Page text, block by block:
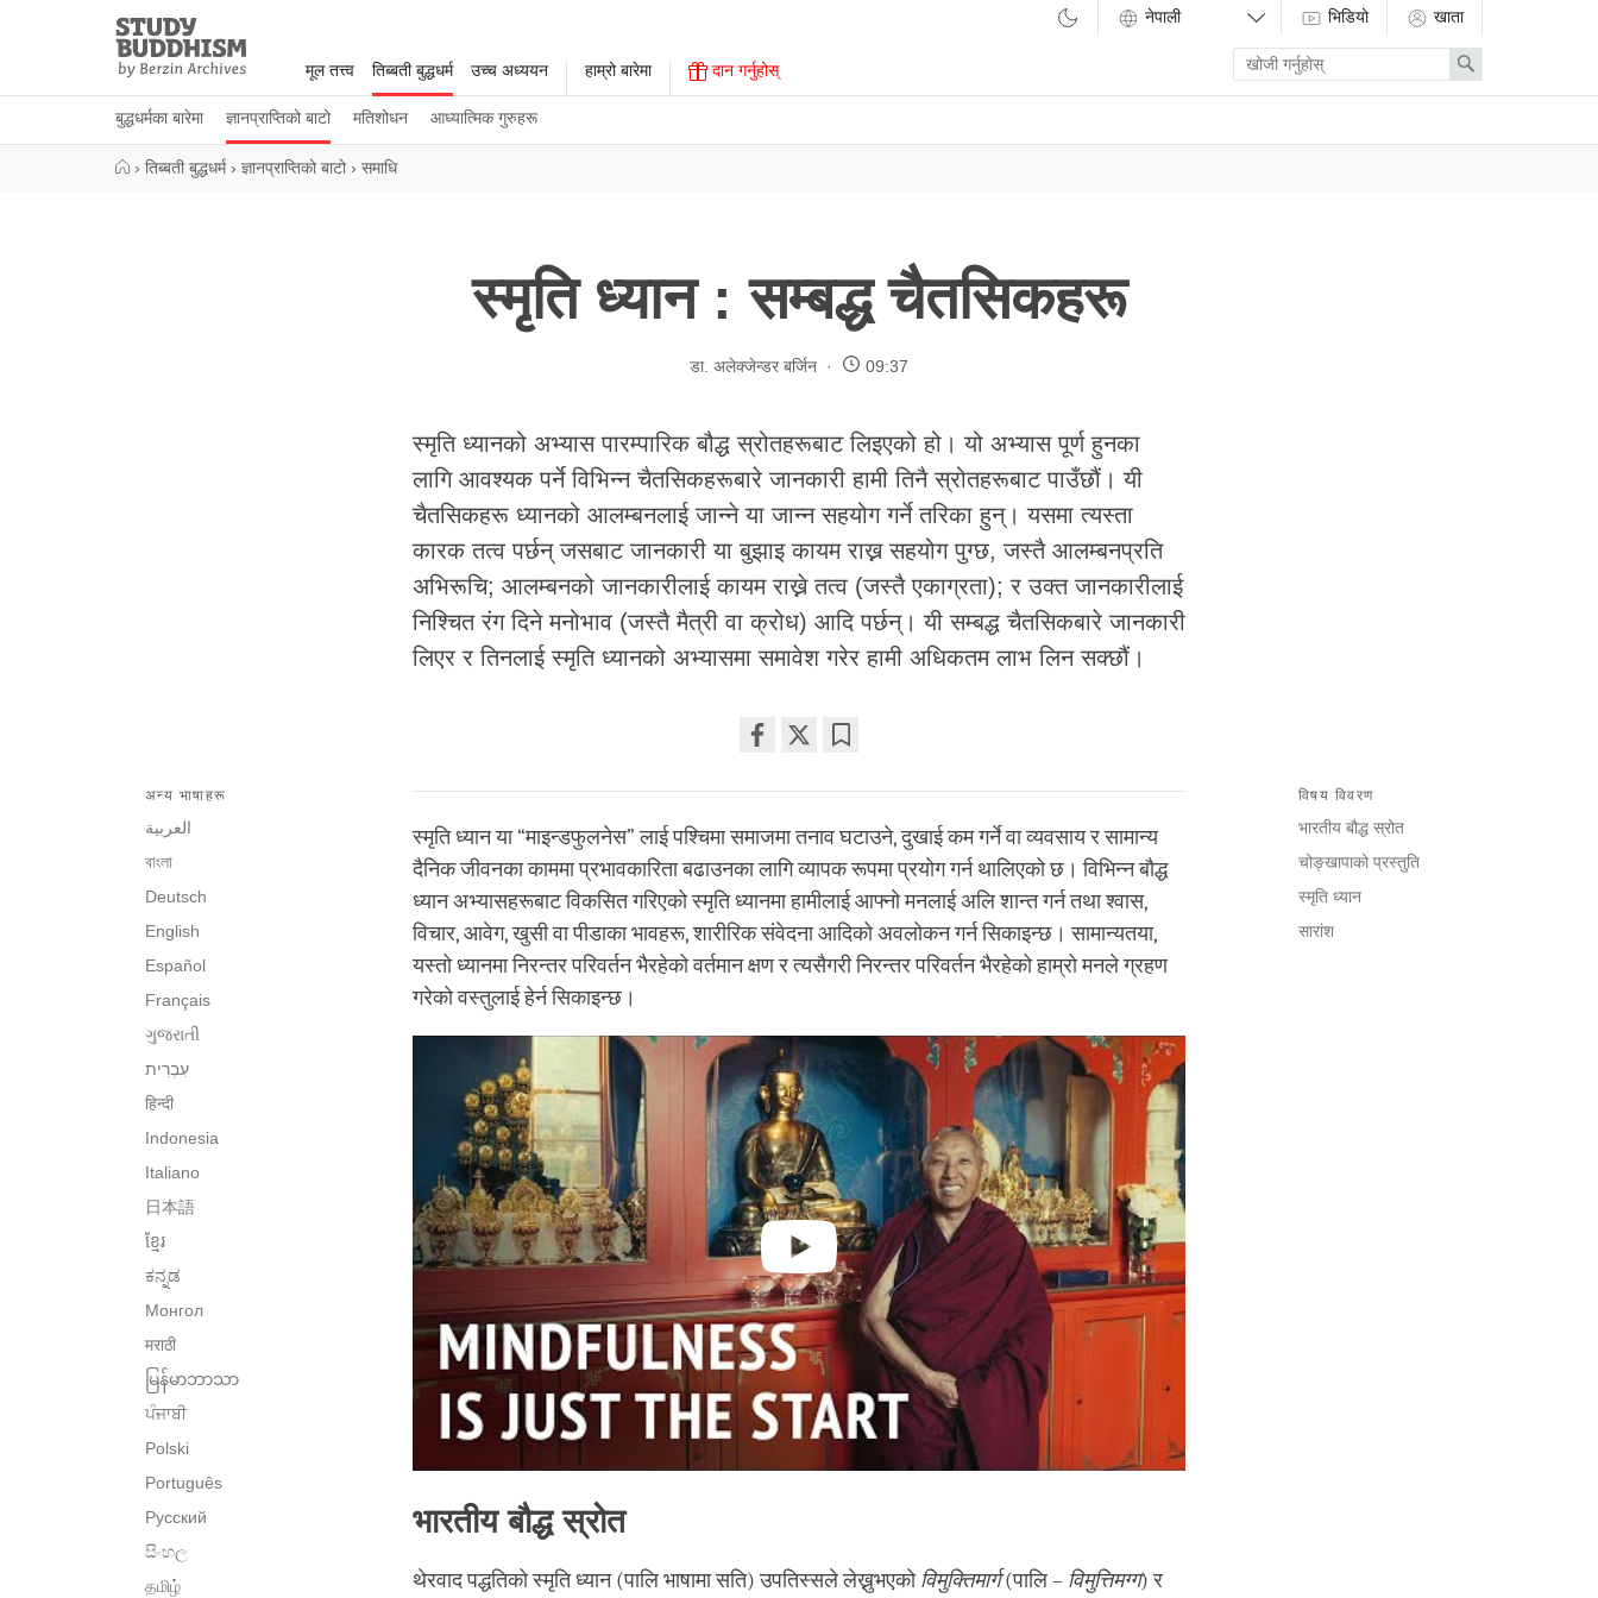
Study
Buddhism
Home
मूल तत्त्व तिब्बती बुद्धधर्म
बुद्धधर्मका बारेमा ज्ञानप्राप्तिको बाटो मतिशोधन आध्यात्मिक गुरुहरू
उच्च अध्ययन हाम्रो बारेमा दान गर्नुहोस्
भिडियो खाता
Enter
search
term
Search
› तिब्बती बुद्धधर्म › ज्ञानप्राप्तिको बाटो › समाधि
स्मृति ध्यान : सम्बद्ध चैतसिकहरू
डा. अलेक्जेन्डर बर्जिन 09:37
स्मृति ध्यानको अभ्यास पारम्पारिक बौद्ध स्रोतहरूबाट लिइएको हो। यो अभ्यास पूर्ण हुनका
लागि आवश्यक पर्ने विभिन्न चैतसिकहरूबारे जानकारी हामी तिनै स्रोतहरूबाट पाउँछौं। यी
चैतसिकहरू ध्यानको आलम्बनलाई जान्ने या जान्न सहयोग गर्ने तरिका हुन्। यसमा त्यस्ता
कारक तत्व पर्छन् जसबाट जानकारी या बुझाइ कायम राख्न सहयोग पुग्छ, जस्तै आलम्बनप्रति
अभिरूचि; आलम्बनको जानकारीलाई कायम राख्ने तत्व (जस्तै एकाग्रता); र उक्त जानकारीलाई
निश्चित रंग दिने मनोभाव (जस्तै मैत्री वा क्रोध) आदि पर्छन्। यी सम्बद्ध चैतसिकबारे जानकारी
लिएर र तिनलाई स्मृति ध्यानको अभ्यासमा समावेश गरेर हामी अधिकतम लाभ लिन सक्छौं।
on
facebook
विषय विवरण
भारतीय बौद्ध स्रोत
चोङ्खापाको प्रस्तुति
स्मृति ध्यान
सारांश
अन्य भाषाहरू
العربية
বাংলা
Deutsch
English
Español
Français
ગુજરાતી
हिन्दी
Indonesia
Italiano
日本語
ខ្មែរ
ಕನ್ನಡ
Монгол
मराठी
မြန်မာဘာသာ
ਪੰਜਾਬੀ
Polski
Português
Русский
සිංහල
தமிழ்
स्मृति ध्यान या “माइन्डफुलनेस” लाई पश्चिमा समाजमा तनाव घटाउने, दुखाई कम गर्ने वा व्यवसाय र सामान्य
दैनिक जीवनका काममा प्रभावकारिता बढाउनका लागि व्यापक रूपमा प्रयोग गर्न थालिएको छ। विभिन्न बौद्ध
ध्यान अभ्यासहरूबाट विकसित गरिएको स्मृति ध्यानमा हामीलाई आफ्नो मनलाई अलि शान्त गर्न तथा श्वास,
विचार, आवेग, खुसी वा पीडाका भावहरू, शारीरिक संवेदना आदिको अवलोकन गर्न सिकाइन्छ। सामान्यतया,
यस्तो ध्यानमा निरन्तर परिवर्तन भैरहेको वर्तमान क्षण र त्यसैगरी निरन्तर परिवर्तन भैरहेको हाम्रो मनले ग्रहण
गरेको वस्तुलाई हेर्न सिकाइन्छ।
भारतीय बौद्ध स्रोत
थेरवाद पद्धतिको स्मृति ध्यान (पालि भाषामा सति) उपतिस्सले लेख्नुभएकोविमुक्तिमार्ग(पालि – विमुत्तिमग्ग) र